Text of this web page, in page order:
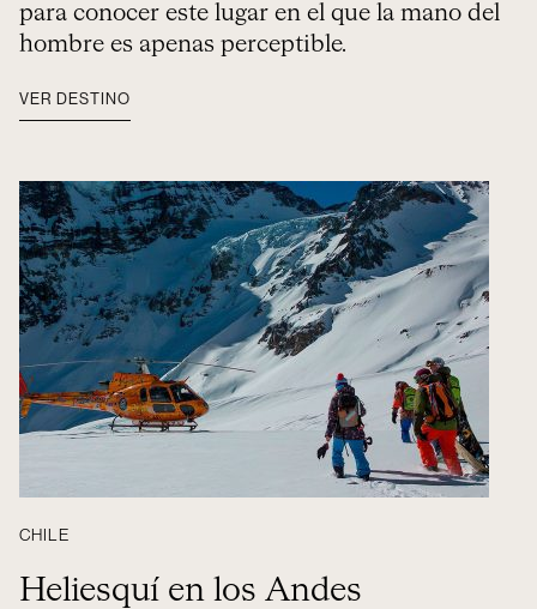
para conocer este lugar en el que la mano del
hombre es apenas perceptible.
VER DESTINO
CHILE
Heliesquí en los Andes